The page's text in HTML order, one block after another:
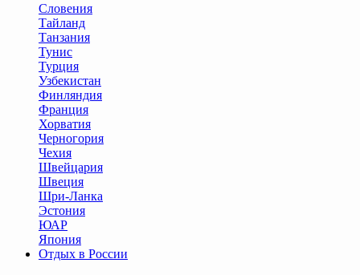
Словения
Тайланд
Танзания
Тунис
Турция
Узбекистан
Финляндия
Франция
Хорватия
Черногория
Чехия
Швейцария
Швеция
Шри-Ланка
Эстония
ЮАР
Япония
Отдых в России